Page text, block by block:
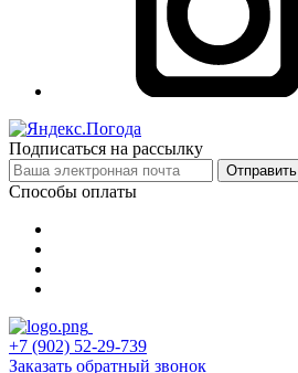
Подписаться на рассылку
Отправить
Способы оплаты
+7 (902) 52-29-739
Заказать обратный звонок